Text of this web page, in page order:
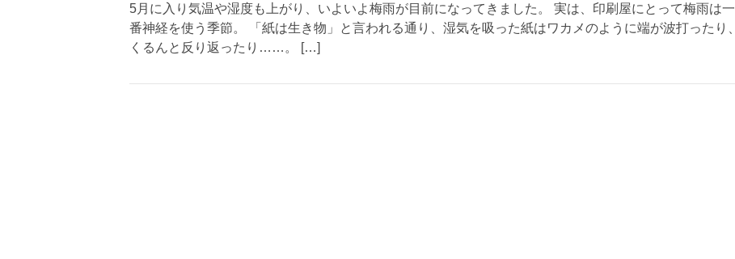
5月に入り気温や湿度も上がり、いよいよ梅雨が目前になってきました。 実は、印刷屋にとって梅雨は一
番神経を使う季節。 「紙は生き物」と言われる通り、湿気を吸った紙はワカメのように端が波打ったり、
くるんと反り返ったり……。 […]